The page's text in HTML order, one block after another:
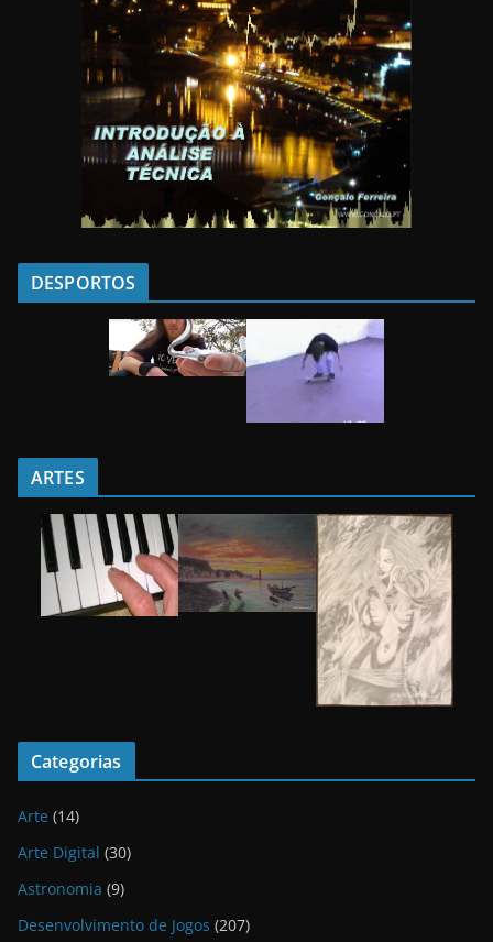
DESPORTOS
ARTES
Categorias
Arte (14)
Arte Digital (30)
Astronomia (9)
Desenvolvimento de Jogos (207)